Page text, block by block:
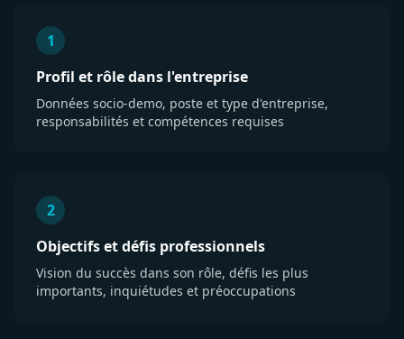
1
Profil et rôle dans l'entreprise
Données socio-demo, poste et type d'entreprise,
responsabilités et compétences requises
2
Objectifs et défis professionnels
Vision du succès dans son rôle, défis les plus
importants, inquiétudes et préoccupations